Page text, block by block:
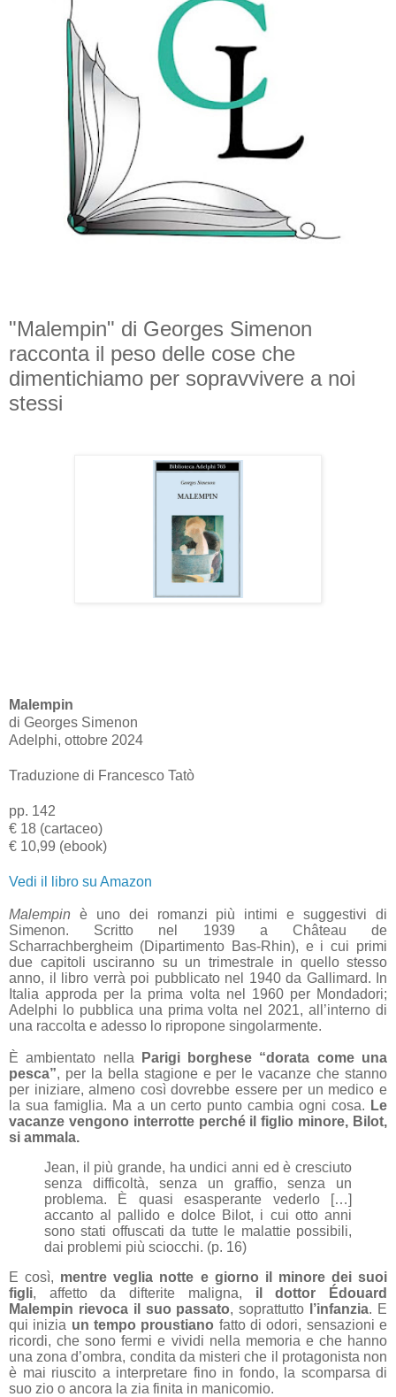
"Malempin" di Georges Simenon
racconta il peso delle cose che
dimentichiamo per sopravvivere a noi
stessi
Malempin
di Georges Simenon
Adelphi, ottobre 2024
Traduzione di Francesco Tatò
pp. 142
€ 18 (cartaceo)
€ 10,99 (ebook)
Vedi il libro su Amazon
Malempin è uno dei romanzi più intimi e suggestivi di
Simenon. Scritto nel 1939 a Château de
Scharrachbergheim (Dipartimento Bas-Rhin), e i cui primi
due capitoli usciranno su un trimestrale in quello stesso
anno, il libro verrà poi pubblicato nel 1940 da Gallimard. In
Italia approda per la prima volta nel 1960 per Mondadori;
Adelphi lo pubblica una prima volta nel 2021, all’interno di
una raccolta e adesso lo ripropone singolarmente.
È ambientato nella
Parigi borghese “dorata come una
pesca”, per la bella stagione e per le vacanze che stanno
per iniziare, almeno così dovrebbe essere per un medico e
la sua famiglia. Ma a un certo punto cambia ogni cosa. Le
vacanze vengono interrotte perché il figlio minore, Bilot,
si ammala.
Jean, il più grande, ha undici anni ed è cresciuto
senza difficoltà, senza un graffio, senza un
problema. È quasi esasperante vederlo […]
accanto al pallido e dolce Bilot, i cui otto anni
sono stati offuscati da tutte le malattie possibili,
dai problemi più sciocchi. (p. 16)
E così, mentre veglia notte e giorno il minore dei suoi
figli, affetto da difterite maligna, il dottor Édouard
Malempin rievoca il suo passato, soprattutto l’infanzia. E
qui inizia un tempo proustiano fatto di odori, sensazioni e
ricordi, che sono fermi e vividi nella memoria e che hanno
una zona d’ombra, condita da misteri che il protagonista non
è mai riuscito a interpretare fino in fondo, la scomparsa di
suo zio o ancora la zia finita in manicomio.